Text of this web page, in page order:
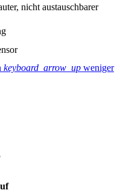
nicht austauschbarer
keyboard_arrow_up weniger